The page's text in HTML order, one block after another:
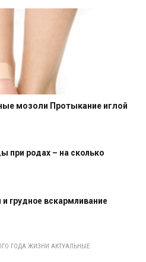
мозоли Протыкание иглой
при родах – на сколько
грудное вскармливание
ГОДА ЖИЗНИ АКТУАЛЬНЫЕ